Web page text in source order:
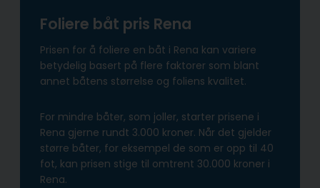
Foliere båt pris Rena
Prisen for å foliere en båt i Rena kan variere
betydelig basert på flere faktorer som blant
annet båtens størrelse og foliens kvalitet.
For mindre båter, som joller, starter prisene i
Rena gjerne rundt 3.000 kroner. Når det gjelder
større båter, for eksempel de som er opp til 40
fot, kan prisen stige til omtrent 30.000 kroner i
Rena.